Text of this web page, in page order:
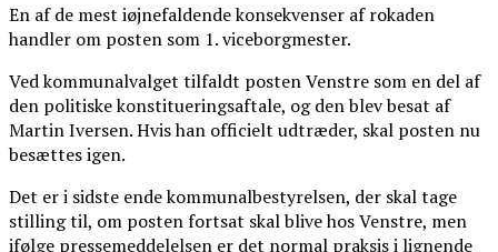
En af de mest iøjnefaldende konsekvenser af rokaden
handler om posten som 1. viceborgmester.
Ved kommunalvalget tilfaldt posten Venstre som en del af
den politiske konstitueringsaftale, og den blev besat af
Martin Iversen. Hvis han officielt udtræder, skal posten nu
besættes igen.
Det er i sidste ende kommunalbestyrelsen, der skal tage
stilling til, om posten fortsat skal blive hos Venstre, men
ifølge pressemeddelelsen er det normal praksis i lignende